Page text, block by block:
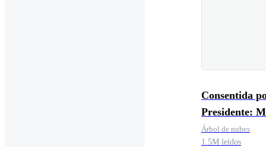
Consentida
Presidente:
esposa es un
Árbol de nubes
1.5M leídos